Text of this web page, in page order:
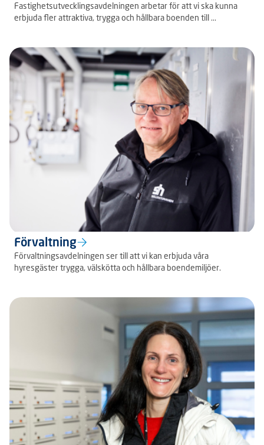
Fastighetsutvecklingsavdelningen arbetar för att vi ska kunna
erbjuda fler attraktiva, trygga och hållbara boenden till ...
Förvaltning
Förvaltningsavdelningen ser till att vi kan erbjuda våra
hyresgäster trygga, välskötta och hållbara boendemiljöer.